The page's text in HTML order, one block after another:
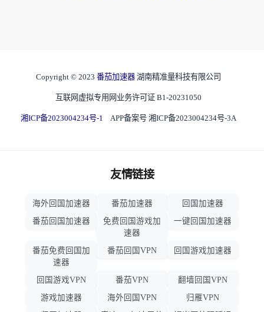
Copyright © 2023 番茄加速器 湖南精准量科技有限公司
互联网虚拟专用网业务许可证 B1-20231050
湘ICP备2023004234号-1 APP备案号 湘ICP备2023004234号-3A
友情链接
海外回国加速器 番茄加速器
回国加速器
番茄回国加速器
免费回国游戏加
速器
一键回国加速器
番茄免费回国加
速器
番茄回国VPN 回国游戏加速器
回国游戏VPN 番茄VPN
翻墙回国VPN
游戏加速器
海外回国VPN
归雁VPN